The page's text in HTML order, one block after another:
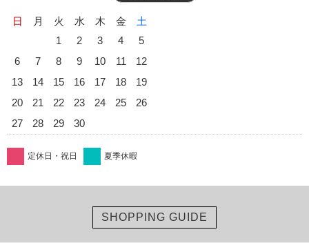
日 月 火 水 木 金
土
1
2 3 4
5
6
7 8 9 10 11
12
13
14 15 16 17 18
19
20
21 22 23 24 25
26
27
28 29 30
定休日・祝日 夏季休暇
SHOPPING GUIDE